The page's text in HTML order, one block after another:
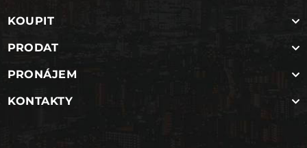
KOUPIT
PRODAT
PRONÁJEM
KONTAKTY